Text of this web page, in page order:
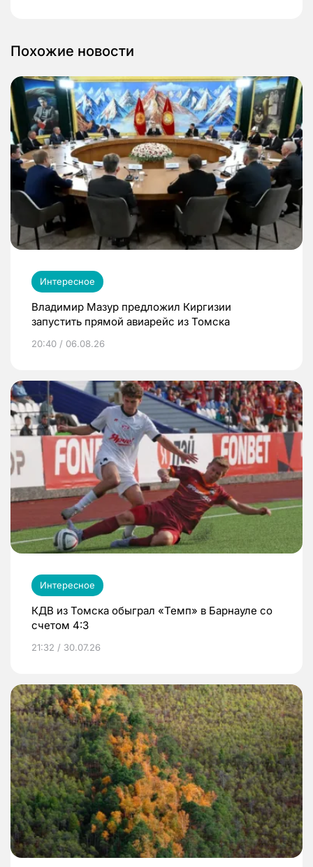
Похожие новости
Интересное
Владимир Мазур предложил Киргизии
запустить прямой авиарейс из Томска
20:40 / 06.08.26
Интересное
КДВ из Томска обыграл «Темп» в Барнауле со
счетом 4:3
21:32 / 30.07.26